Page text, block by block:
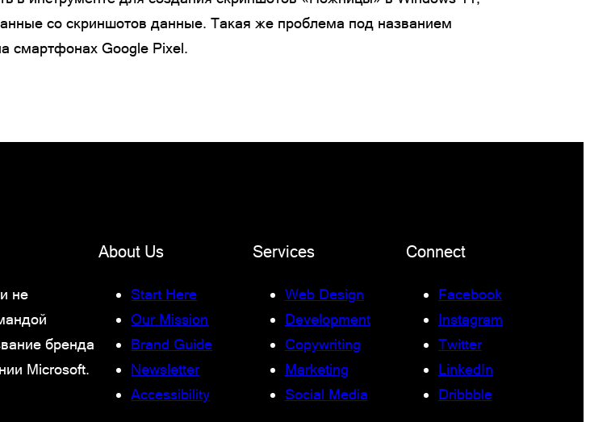
со скриншотов данные. Такая же проблема под названием
смартфонах Google Pixel.
не
бренда
Microsoft.
About Us
Start Here
Our Mission
Brand Guide
Newsletter
Accessibility
Services
Web Design
Development
Copywriting
Marketing
Social Media
Connect
Facebook
Instagram
Twitter
LinkedIn
Dribbble